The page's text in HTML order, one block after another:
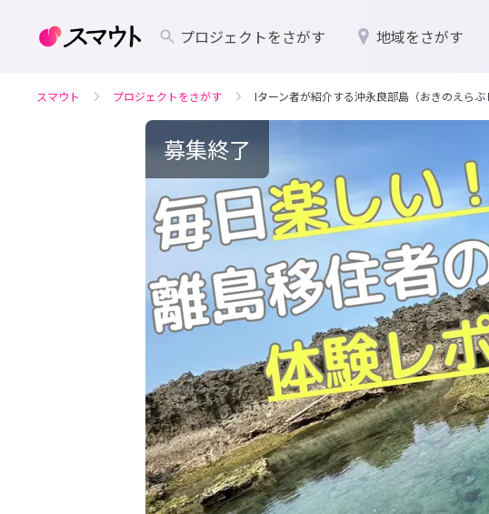
プロジェクトをさがす 地域をさがす
スマウト プロジェクトをさがす Iターン者が紹介する沖永良部島（おきのえら
募集終了